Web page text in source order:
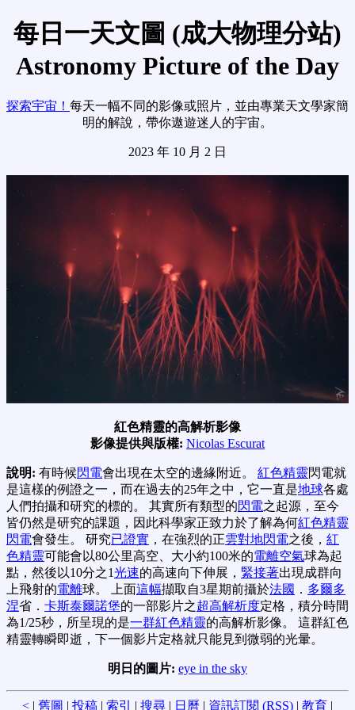
每日一天文圖 (成大物理分站)
Astronomy Picture of the Day
探索宇宙！ 每天一幅不同的影像或照片，並由專業天文學家簡
明的解說，帶你遨遊迷人的宇宙。
2023 年 10 月 2 日
紅色精靈的高解析影像
影像提供與版權: Nicolas Escurat
說明: 有時候閃電會出現在太空的邊緣附近。 紅色精靈閃電就
是這樣的例證之一，而在過去的25年之中，它一直是地球各處
人們拍攝和研究的標的。 其實所有類型的閃電之起源，至今
皆仍然是研究的課題，因此科學家正致力於了解為何紅色精靈
閃電會發生。 研究已證實 ，在強烈的正雲對地閃電之後， 紅
色精靈可能會以80公里高空、大小約100米的電離空氣球為起
點，然後以10分之1光速的高速向下伸展， 緊接著出現成群向
上飛射的電離球。 上面這幅擷取自3星期前攝於法國 ． 多爾多
涅省． 卡斯泰爾諾堡的一部影片之超高解析度定格，積分時間
為1/25秒，所呈現的是一群紅色精靈的高解析影像。 這群紅色
精靈轉瞬即逝，下一個影片定格就只能見到微弱的光暈。
明日的圖片: eye in the sky
< | 舊圖 | 投稿 | 索引 | 搜尋 | 日曆 | 資訊訂閱 (RSS) | 教育 |